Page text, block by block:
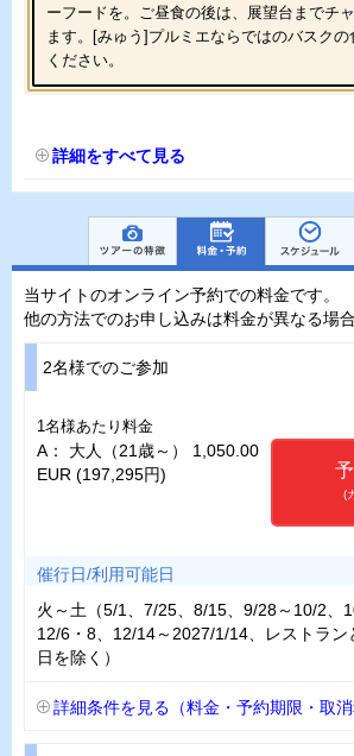
ーフードを。ご昼食の後は、展望台までチ
ます。[みゅう]プルミエならではのバスク
ください。
詳細をすべて見る
当サイトのオンライン予約での料金です。
他の方法でのお申し込みは料金が異なる場
2名様でのご参加
1名様あたり料金
A： 大人（21歳～） 1,050.00
EUR (197,295円)
(
催行日/利用可能日
火～土（5/1、7/25、8/15、9/28～10/2、
12/6・8、12/14～2027/1/14、レストラン
日を除く）
詳細条件を見る（料金・予約期限・取消